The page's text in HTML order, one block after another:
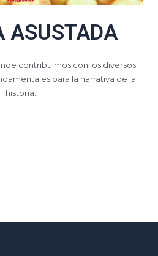
ASUSTADA
contribuimos con los diversos
para la narrativa de la
historia.